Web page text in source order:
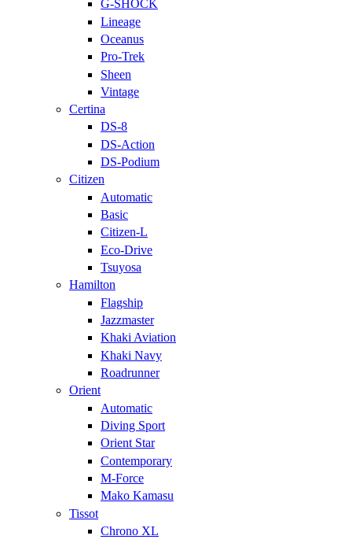
G-SHOCK
Lineage
Oceanus
Pro-Trek
Sheen
Vintage
Certina
DS-8
DS-Action
DS-Podium
Citizen
Automatic
Basic
Citizen-L
Eco-Drive
Tsuyosa
Hamilton
Flagship
Jazzmaster
Khaki Aviation
Khaki Navy
Roadrunner
Orient
Automatic
Diving Sport
Orient Star
Contemporary
M-Force
Mako Kamasu
Tissot
Chrono XL